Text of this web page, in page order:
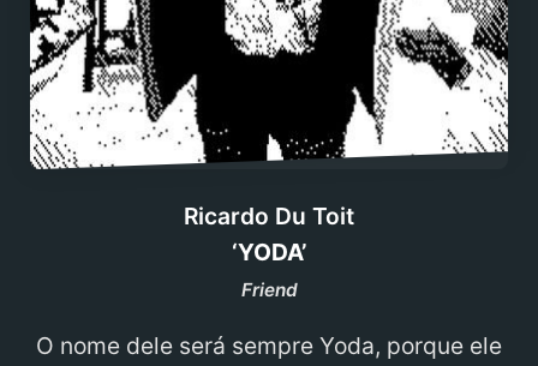
Ricardo Du Toit
‘YODA’
Friend
O nome dele será sempre Yoda, porque ele